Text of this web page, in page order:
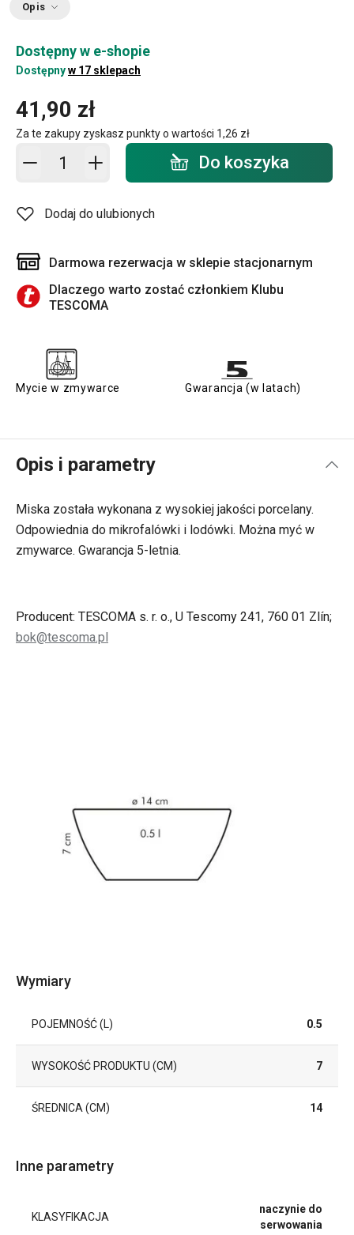
Opis
Dostępny w e-shopie
Dostępnyw 17 sklepach
41,90 zł
Za te zakupy zyskasz punkty o wartości 1,26 zł
Dodaj do koszyka - ilość Do koszyka
Dodaj do ulubionych
Darmowa rezerwacja w sklepie stacjonarnym
Dlaczego warto zostać członkiem Klubu
TESCOMA
Mycie w zmywarce Gwarancja (w latach)
Opis i parametry
Miska została wykonana z wysokiej jakości porcelany.
Odpowiednia do mikrofalówki i lodówki. Można myć w
zmywarce. Gwarancja 5-letnia.
Producent: TESCOMA s. r. o., U Tescomy 241, 760 01 Zlín;
bok@tescoma.pl
Wymiary
POJEMNOŚĆ (L) 0.5
WYSOKOŚĆ PRODUKTU (CM) 7
ŚREDNICA (CM) 14
Inne parametry
KLASYFIKACJA
naczynie do
serwowania